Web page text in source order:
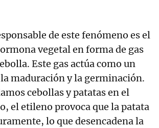
de este fenómeno es el
vegetal en forma de gas
Este gas actúa como un
maduración y la germinación.
cebollas y patatas en el
el etileno provoca que la patata
lo que desencadena la